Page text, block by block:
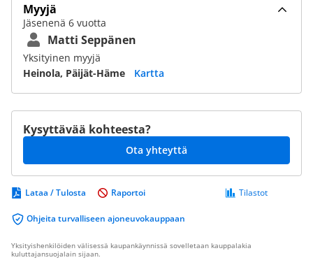
Myyjä
Jäsenenä 6 vuotta
Matti Seppänen
Yksityinen myyjä
Heinola, Päijät-Häme
Kartta
Kysyttävää kohteesta?
Ota yhteyttä
Lataa / Tulosta
Ohjeita turvalliseen ajoneuvokauppaan
Tilastot
Raportoi
Yksityishenkilöiden välisessä kaupankäynnissä sovelletaan kauppalakia
kuluttajansuojalain sijaan.